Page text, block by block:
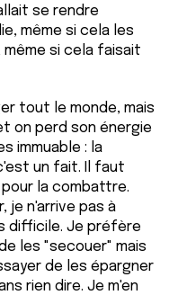
se rendre
même si cela les
si cela faisait
tout le monde, mais
on perd son énergie
immuable : la
un fait. Il faut
la combattre.
je n'arrive pas à
difficile. Je préfère
les "secouer" mais
de les épargner
rien dire. Je m'en